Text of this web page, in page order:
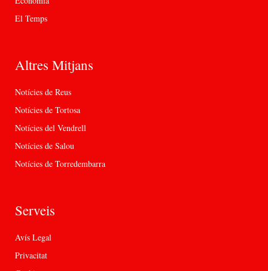
El Temps
Altres Mitjans
Notícies de Reus
Notícies de Tortosa
Notícies del Vendrell
Notícies de Salou
Notícies de Torredembarra
Serveis
Avís Legal
Privacitat